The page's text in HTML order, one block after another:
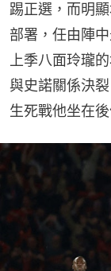
踢正選，而明
部署，任由陣
上季八面玲瓏
與史諾關係決
生死戰他坐在